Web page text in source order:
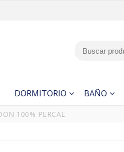
DORMITORIO BAÑO
100% PERCAL